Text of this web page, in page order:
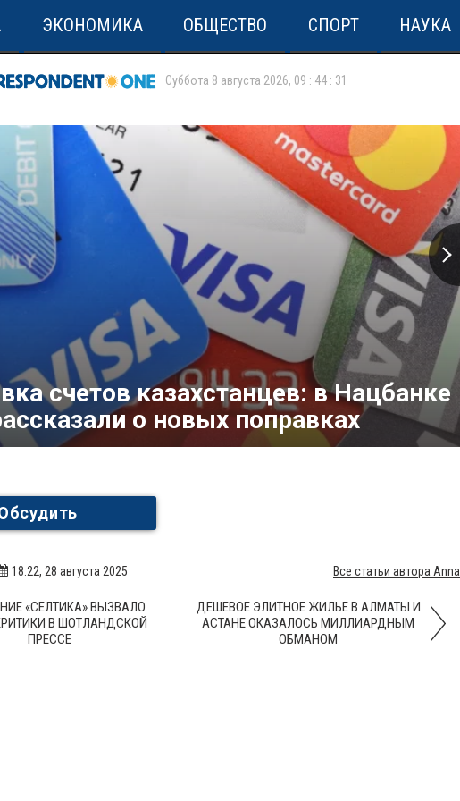
ЭКОНОМИКА ОБЩЕСТВО СПОРТ НАУКА
Суббота 8 августа 2026, 09 : 44 : 31
счетов казахстанцев: в Нацбанке
о новых поправках
18:22, 28 августа 2025 Все статьи автора Anna
«СЕЛТИКА» ВЫЗВАЛО
В ШОТЛАНДСКОЙ
ПРЕССЕ
ДЕШЕВОЕ ЭЛИТНОЕ ЖИЛЬЕ В АЛМАТЫ И
АСТАНЕ ОКАЗАЛОСЬ МИЛЛИАРДНЫМ
ОБМАНОМ